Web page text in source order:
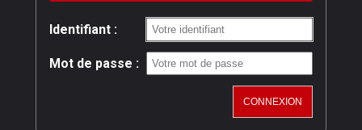
Identifiant :
Mot de passe :